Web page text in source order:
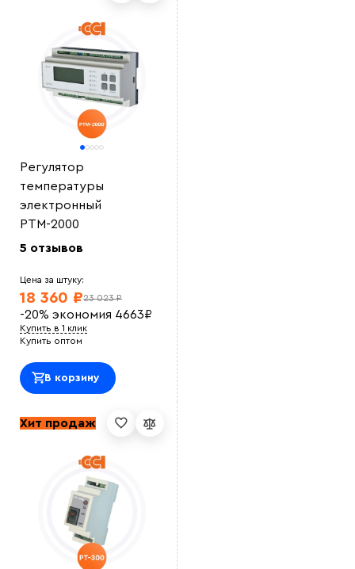
файл
Регулятор
температуры
электронный
РТМ-2000
5 отзывов
Цена за штуку:
23 023 ₽
18 360 ₽
-20% экономия 4663₽
Купить в 1 клик
Купить оптом
В корзину
Хит продаж